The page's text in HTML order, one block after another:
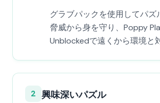
グラブパックを使用してパズ
脅威から身を守り、Poppy
Unblockedで遠くから環境と
2 興味深いパズル